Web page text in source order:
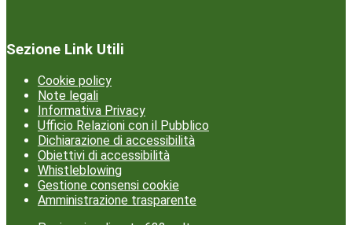
Sezione Link Utili
Cookie policy
Note legali
Informativa Privacy
Ufficio Relazioni con il Pubblico
Dichiarazione di accessibilità
Obiettivi di accessibilità
Whistleblowing
Gestione consensi cookie
Amministrazione trasparente